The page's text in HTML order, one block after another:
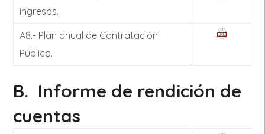
ingresos.
A8.- Plan anual de Contratación
Pública.
B. Informe de rendición de
cuentas